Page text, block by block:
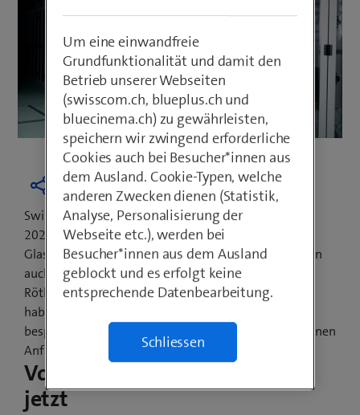
Swisscom hat das Versprechen abgegeben, bis Ende
2021 jede Schweizer Gemeinde mit
Glasfasertechnologien auszubauen. Davon profitieren
auch die Einwohnerinnen und Einwohner von
Röthenbach. Die Gemeindevertretung und Swisscom
haben den Ausbau sowie den Baubeginn gemeinsam
besprochen. Die ersten sichtbaren Bauarbeiten beginnen
Anfang 2021 und dauern rund sechs Monate.
Vorarbeiten beginnen bereits
jetzt
Um eine einwandfreie
Grundfunktionalität und damit den
Betrieb unserer Webseiten
(swisscom.ch, blueplus.ch und
bluecinema.ch) zu gewährleisten,
speichern wir zwingend erforderliche
Cookies auch bei Besucher*innen aus
dem Ausland. Cookie-Typen, welche
anderen Zwecken dienen (Statistik,
Analyse, Personalisierung der
Webseite etc.), werden bei
Besucher*innen aus dem Ausland
geblockt und es erfolgt keine
entsprechende Datenbearbeitung.
Schliessen